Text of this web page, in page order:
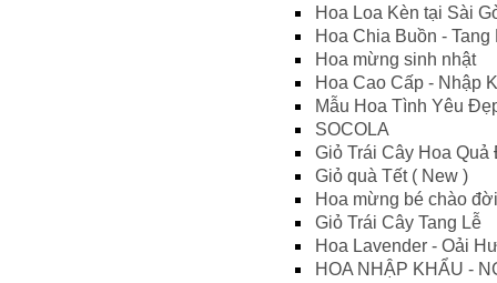
Hoa Loa Kèn tại Sài
Hoa Chia Buồn - Tang
Hoa mừng sinh nhật
Hoa Cao Cấp - Nhập
Mẫu Hoa Tình Yêu
SOCOLA
Giỏ Trái Cây Hoa Quả
Giỏ quà Tết ( New )
Hoa mừng bé chào đời
Giỏ Trái Cây Tang Lễ
Hoa Lavender - Oải
HOA NHẬP KHẨU -